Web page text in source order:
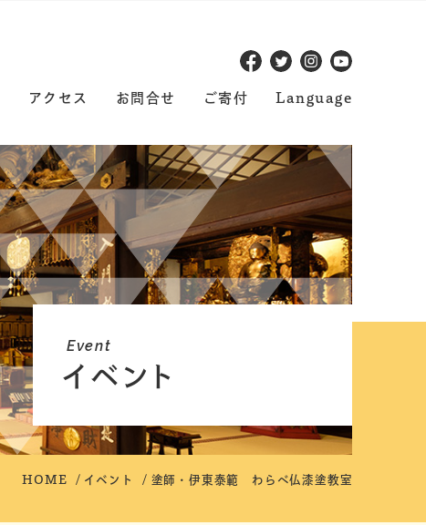
アクセス お問合せ ご寄付 Language
Event
イベント
HOME イベント 塗師・伊東泰範 わらべ仏漆塗教室